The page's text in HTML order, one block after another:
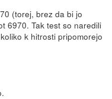
(torej, brez da bi jo
6970. Tak test so naredili
k hitrosti pripomorejo